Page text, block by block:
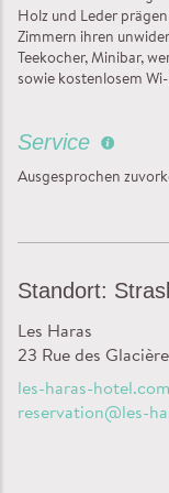
Holz und Leder
Zimmern ihren
Teekocher, Minibar,
sowie kostenlosem
Service
Ausgesprochen
Standort:
Les Haras
23 Rue des
les-haras-hotel.com
reservation@les-